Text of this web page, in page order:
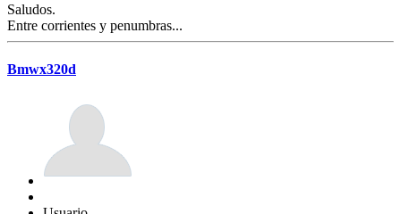
Saludos.
Entre corrientes y penumbras...
Bmwx320d